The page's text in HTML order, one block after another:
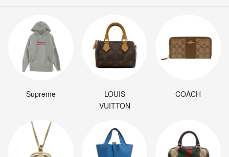
Supreme
LOUIS
VUITTON
COACH